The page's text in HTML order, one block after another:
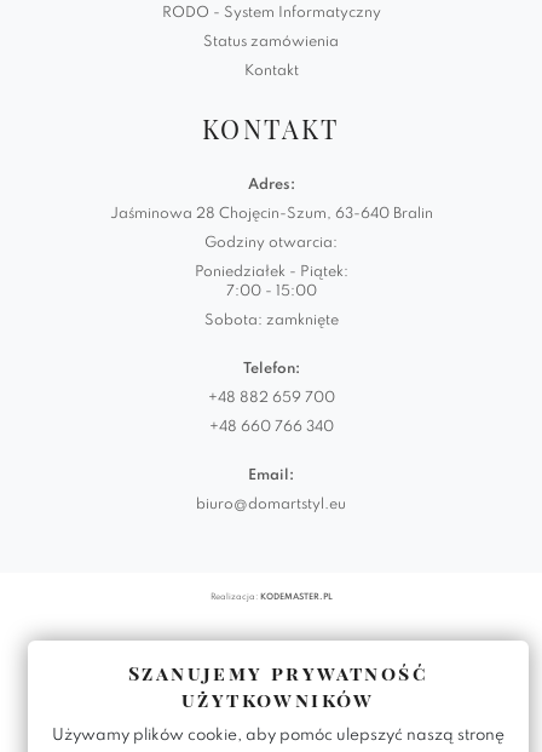
RODO - System Informatyczny
Status zamówienia
Kontakt
KONTAKT
Adres:
Jaśminowa 28 Chojęcin-Szum, 63-640 Bralin
Godziny otwarcia:
Poniedziałek - Piątek:
7:00 - 15:00
Sobota: zamknięte
Telefon:
+48 882 659 700
+48 660 766 340
Email:
biuro@domartstyl.eu
Realizacja: KODEMASTER.PL
Szanujemy prywatność
użytkowników
Używamy plików cookie, aby pomóc ulepszyć naszą stronę